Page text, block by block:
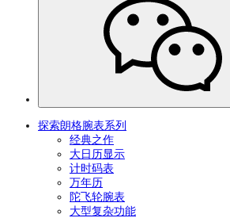
探索朗格腕表系列
经典之作
大日历显示
计时码表
万年历
陀飞轮腕表
大型复杂功能